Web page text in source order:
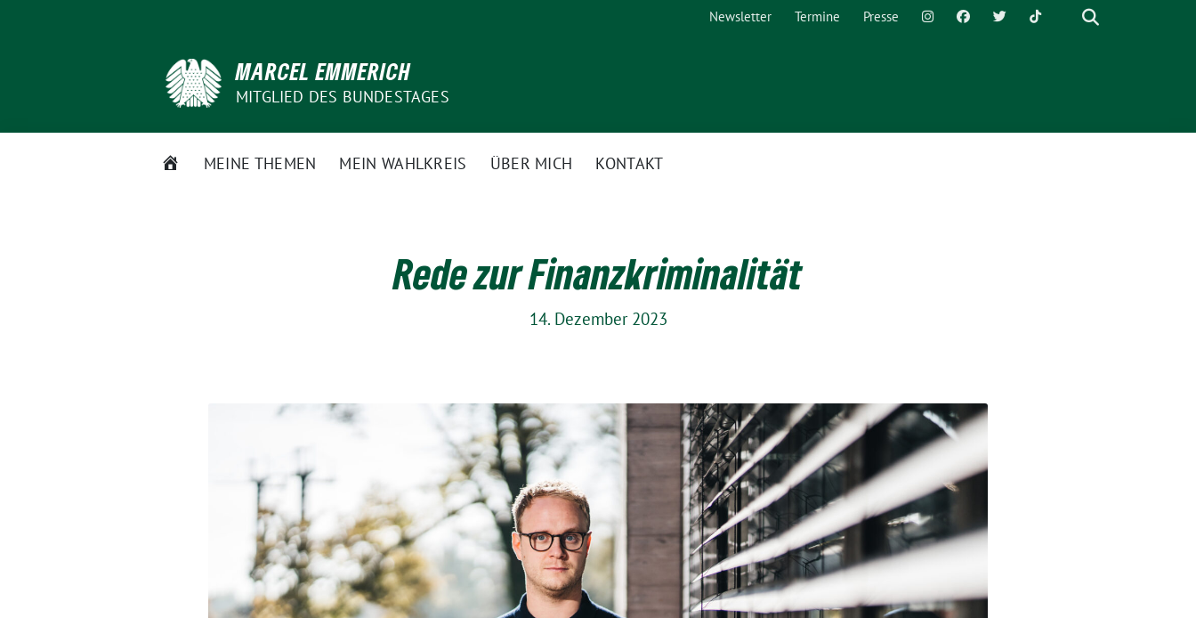
Newsletter Termine Presse
MARCEL EMMERICH
MITGLIED DES BUNDESTAGES
STARTSEITE
MEINE THEMEN MEIN WAHLKREIS ÜBER MICH KONTAKT
Rede zur Finanzkriminalität
14. Dezember 2023